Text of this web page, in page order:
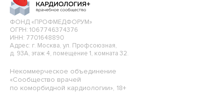
ФОНД «ПРОФМЕДФОРУМ»
ОГРН: 1067746374376
ИНН: 7701648890
Адрес: г. Москва, ул. Профсоюзная,
д. 93А, этаж 4, помещение 1, комната 32.
Некоммерческое объединение
«Сообщество врачей
по коморбидной кардиологии», 18+